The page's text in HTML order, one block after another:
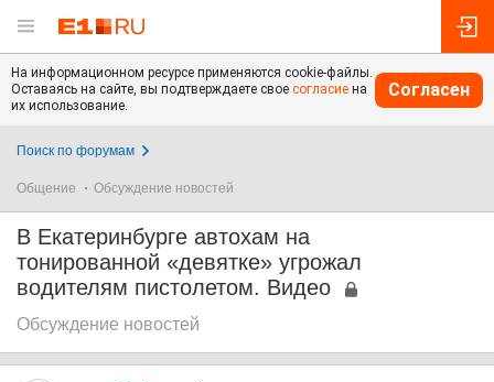
На информационном ресурсе применяются cookie-файлы.
Оставаясь на сайте, вы подтверждаете свое согласие на
их использование.
Согласен
Поиск по форумам
Общение Обсуждение новостей
В Екатеринбурге автохам на
тонированной «девятке» угрожал
водителям пистолетом. Видео
Обсуждение новостей